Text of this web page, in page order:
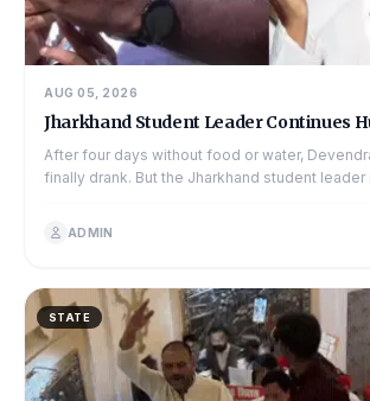
AUG 05, 2026
Jharkhand Student Leader Continues
After four days without food or water,
finally drank. But the Jharkhand student leader
ADMIN
STATE